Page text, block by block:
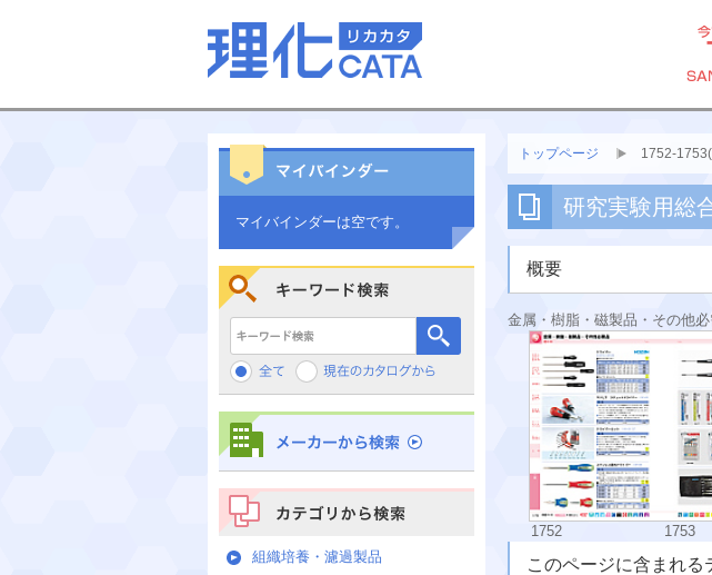
トップページ 1752-
研究実験用総
概要
金属・樹脂・磁製品・その他必
1752 1753
このページに含まれ
マイバインダーは空です。
キーワード検索
カテゴリから検索
組織培養・濾過製品